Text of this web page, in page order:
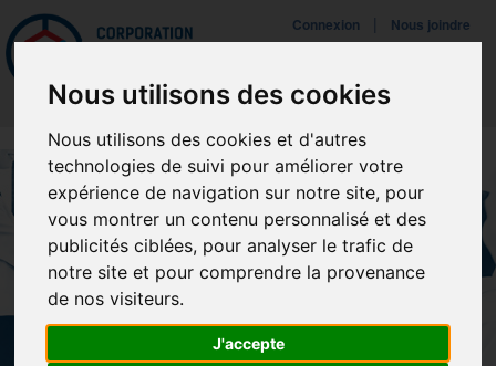
Nous utilisons des cookies
Nous utilisons des cookies et d'autres
technologies de suivi pour améliorer votre
expérience de navigation sur notre site, pour
vous montrer un contenu personnalisé et des
publicités ciblées, pour analyser le trafic de
notre site et pour comprendre la provenance
de nos visiteurs.
J'accepte
Mettreà jour vos préférences de témoins
Connexion Nous joindre